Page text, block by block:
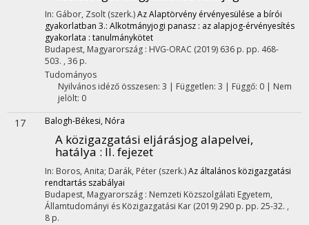
In: Gábor, Zsolt (szerk.)Az Alaptörvény érvényesülése a bírói
gyakorlatban 3.: Alkotmányjogi panasz : az alapjog-érvényesítés
gyakorlata : tanulmánykötet
Budapest, Magyarország : HVG-ORAC (2019) 636 p. pp. 468-
503. , 36 p.
Tudományos
Nyilvános idéző összesen: 3 | Független: 3 | Függő: 0 | Nem
jelölt: 0
17 Balogh-Békesi, Nóra
A közigazgatási eljárásjog alapelvei,
hatálya : II. fejezet
In: Boros, Anita; Darák, Péter (szerk.)Az általános közigazgatási
rendtartás szabályai
Budapest, Magyarország : Nemzeti Közszolgálati Egyetem,
Államtudományi és Közigazgatási Kar (2019)290 p. pp. 25-32. ,
8 p.